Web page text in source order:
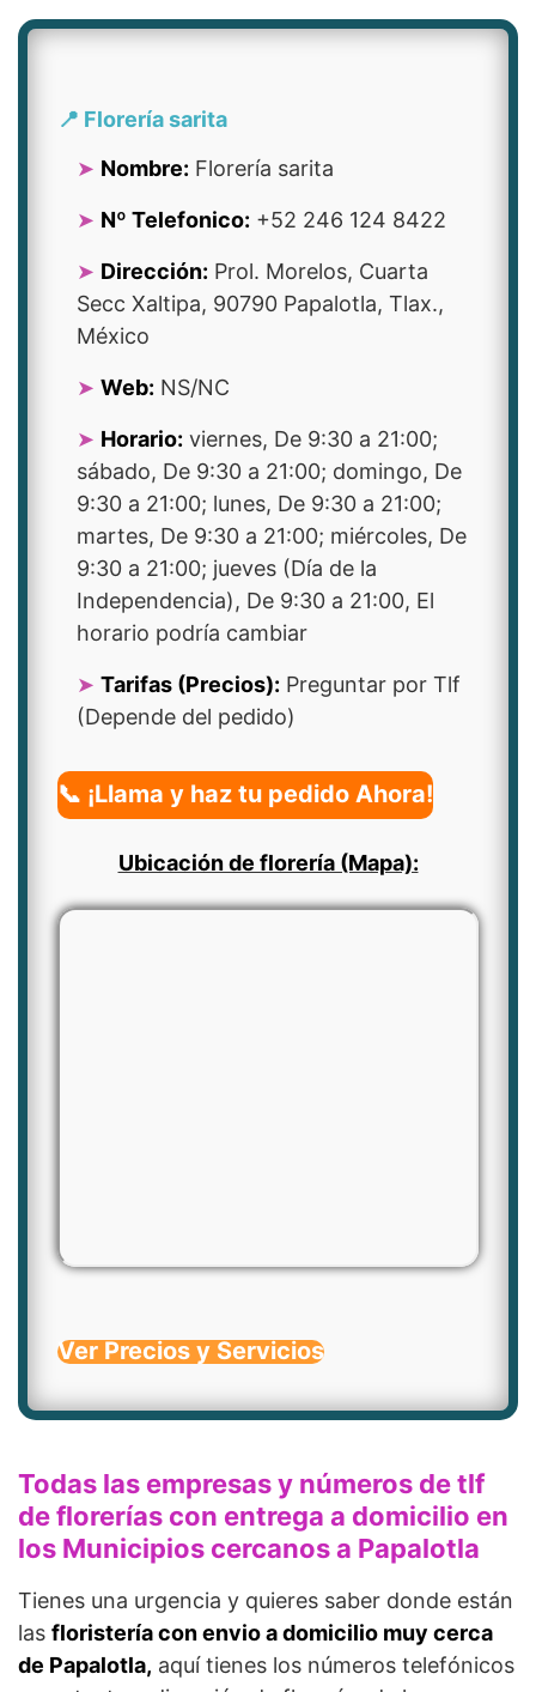
📍 Florería sarita
Nombre: Florería sarita
Nº Telefonico: +52 246 124 8422
Dirección: Prol. Morelos, Cuarta
Secc Xaltipa, 90790 Papalotla, Tlax.,
México
Web: NS/NC
Horario: viernes, De 9:30 a 21:00;
sábado, De 9:30 a 21:00; domingo, De
9:30 a 21:00; lunes, De 9:30 a 21:00;
martes, De 9:30 a 21:00; miércoles, De
9:30 a 21:00; jueves (Día de la
Independencia), De 9:30 a 21:00, El
horario podría cambiar
Tarifas (Precios): Preguntar por Tlf
(Depende del pedido)
📞 ¡Llama y haz tu pedido Ahora!
Ubicación de florería (Mapa):
Ver Precios y Servicios
Todas las empresas y números de tlf
de florerías con entrega a domicilio en
los Municipios cercanos a Papalotla
Tienes una urgencia y quieres saber donde están
las floristería con envio a domicilio muy cerca
de Papalotla, aquí tienes los números telefónicos